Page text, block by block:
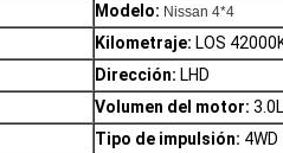
Modelo: Nissan 4*4
Kilometraje: LOS
Dirección: LHD
Volumen del motor: 3.0L
Tipo de impulsión: 4WD